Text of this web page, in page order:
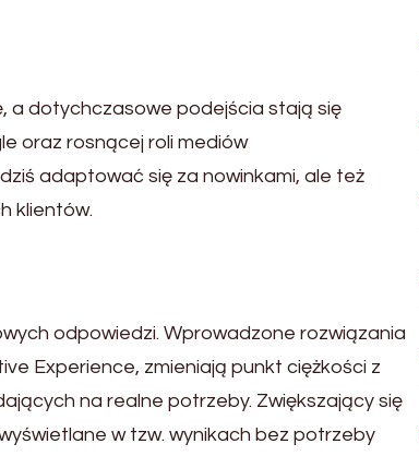
a dotychczasowe podejścia stają się
oraz rosnącej roli mediów
adaptować się za nowinkami, ale też
klientów.
odpowiedzi. Wprowadzone rozwiązania
Experience, zmieniają punkt ciężkości z
na realne potrzeby. Zwiększający się
w tzw. wynikach bez potrzeby